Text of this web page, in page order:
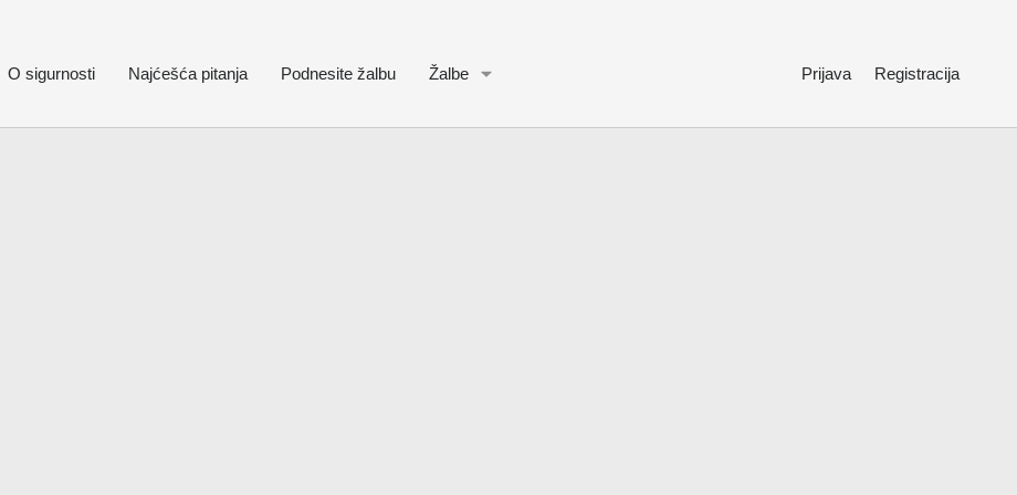
O sigurnosti Najćešća pitanja Podnesite žalbu Žalbe Prijava Registracija